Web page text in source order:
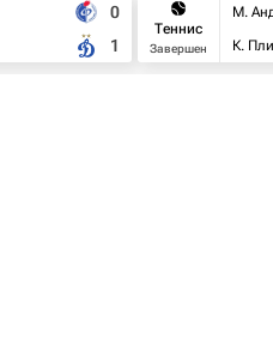
0
1
Теннис
Завершен
М.
К.